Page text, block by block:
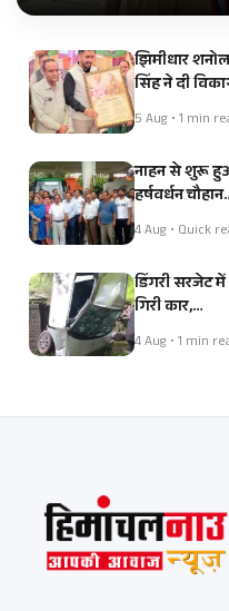
झिमीधार
सिंह ने दी
5 Aug • 1 min
नाहन से शुरू
हर्षवर्धन
4 Aug • Quick
डिंगरी सरजेट
गिरी कार,…
4 Aug • 1 min